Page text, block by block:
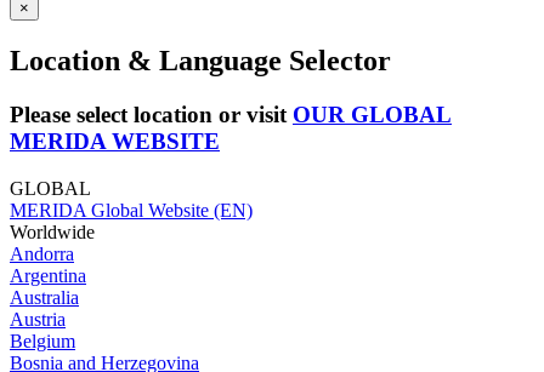
×
Location & Language Selector
Please select location or visit OUR GLOBAL
MERIDA WEBSITE
GLOBAL
MERIDA Global Website (EN)
Worldwide
Andorra
Argentina
Australia
Austria
Belgium
Bosnia and Herzegovina